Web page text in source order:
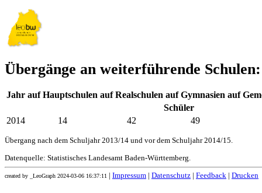
Übergänge an weiterführende
Jahr auf Hauptschulen auf Realschulen auf Gymnasien auf
Schüler
2014
14 42 49
Übergang nach dem Schuljahr 2013/14 und vor dem Schuljahr 2014/15.
Datenquelle: Statistisches Landesamt Baden-Württemberg.
created by _LeoGraph 2024-03-06 16:37:11 Impressum Datenschutz Feedback Drucken